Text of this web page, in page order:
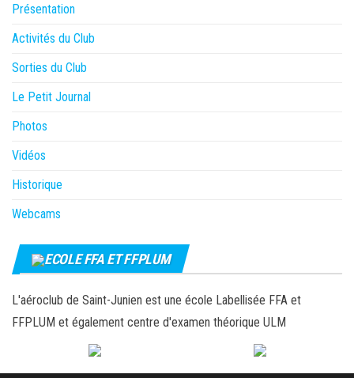
Présentation
Activités du Club
Sorties du Club
Le Petit Journal
Photos
Vidéos
Historique
Webcams
ECOLE FFA ET FFPLUM
L'aéroclub de Saint-Junien est une école Labellisée FFA et
FFPLUM et également centre d'examen théorique ULM